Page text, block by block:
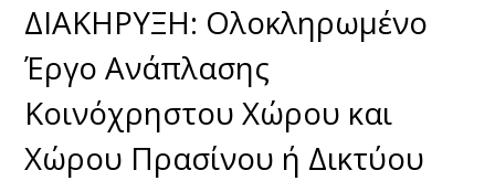
ΔΙΑΚΗΡΥΞΗ: Ολοκληρωμένο
Έργο Ανάπλασης
Κοινόχρηστου Χώρου και
Χώρου Πρασίνου ή Δικτύου